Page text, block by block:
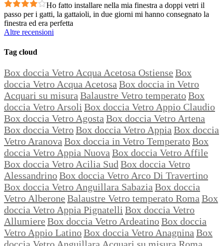
Ho fatto installare nella mia finestra a doppi vetri il
passo per i gatti, la gattaioli, in due giorni mi hanno consegnato la
finestra ed era perfetta
Altre recensioni
Tag cloud
Box doccia Vetro Acqua Acetosa Ostiense Box
doccia Vetro Acqua Acetosa Box doccia in Vetro
Acquari su misura Balaustre Vetro temperatoBox
doccia Vetro Arsoli Box doccia Vetro Appio Claudio
Box doccia Vetro Agosta Box doccia Vetro Artena
Box doccia VetroBox doccia Vetro Appia Box doccia
Vetro Aranova Box doccia in Vetro TemperatoBox
doccia Vetro Appia Nuova Box doccia Vetro Affile
Box doccia Vetro Acilia Sud Box doccia Vetro
AlessandrinoBox doccia Vetro Arco Di Travertino
Box doccia Vetro Anguillara Sabazia Box doccia
Vetro Alberone Balaustre Vetro temperato Roma Box
doccia Vetro Appia Pignatelli Box doccia Vetro
Allumiere Box doccia Vetro ArdeatinoBox doccia
Vetro Appio LatinoBox doccia Vetro Anagnina Box